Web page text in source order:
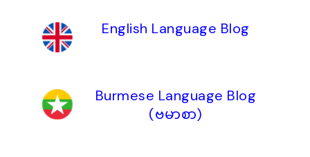
English Language Blog
Burmese Language Blog
(ဗမာစာ)